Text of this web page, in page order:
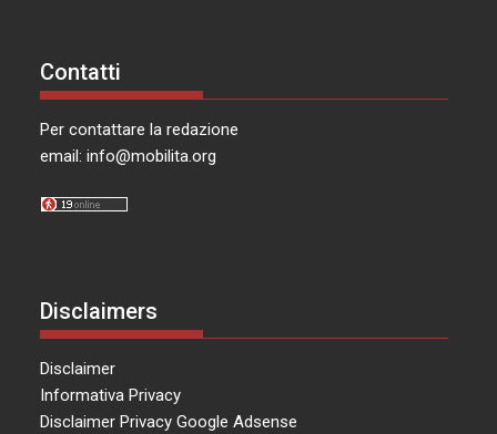
Contatti
Per contattare la redazione
email:info@mobilita.org
Disclaimers
Disclaimer
Informativa Privacy
Disclaimer Privacy Google Adsense